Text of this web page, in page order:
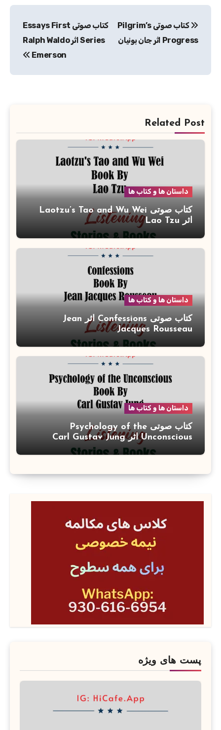
نوشته
کتاب صوتی Pilgrim’s
Progress اثر جان بونیان
کتاب صوتی Essays First
Series اثر Ralph Waldo
Emerson
Related Post
داستان ها و کتاب ها
کتاب صوتی Laotzu’s Tao and Wu Wei
اثر Lao Tzu
داستان ها و کتاب ها
کتاب صوتی Confessions اثر Jean
Jacques Rousseau
داستان ها و کتاب ها
کتاب صوتی Psychology of the
Unconscious اثر Carl Gustav Jung
پست های ویژه